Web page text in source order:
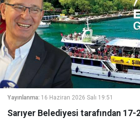
Yayınlanma: 16 Haziran 2026 Salı 19:51
Sarıyer Belediyesi tarafından 17-